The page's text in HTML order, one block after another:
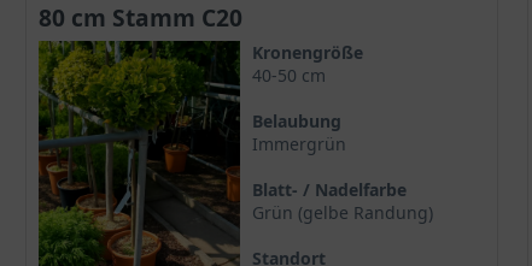
80 cm Stamm C20
Kronengröße
40-50 cm
Belaubung
Immergrün
Blatt- / Nadelfarbe
Grün (gelbe Randung)
Standort